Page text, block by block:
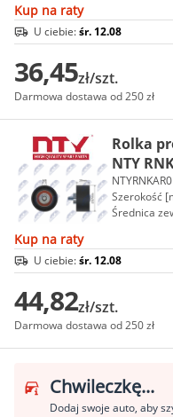
Kup na raty
U ciebie:śr. 12.08
36,45zł/szt.
Darmowa dostawa od 250 zł
Rolka
NTY
Szerokość
Średnica
Kup na raty
U ciebie:śr. 12.08
44,82zł/szt.
Darmowa dostawa od 250 zł
Chwileczkę...
Dodaj swoje auto, aby